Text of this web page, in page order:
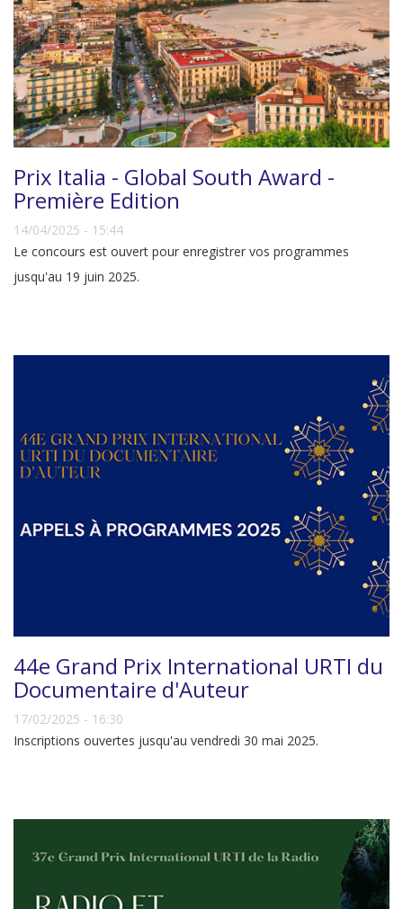
Prix Italia - Global South Award -
Première Edition
14/04/2025 - 15:44
Le concours est ouvert pour enregistrer vos programmes
jusqu'au 19 juin 2025.
44e Grand Prix International URTI du
Documentaire d'Auteur
17/02/2025 - 16:30
Inscriptions ouvertes jusqu'au vendredi 30 mai 2025.